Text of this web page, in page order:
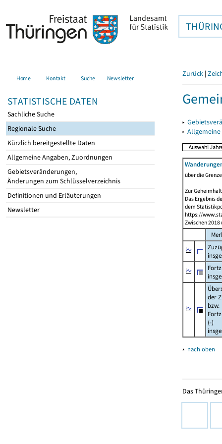
Home Kontakt Suche Newsletter
STATISTISCHE DATEN
Sachliche Suche
Regionale Suche
Kürzlich bereitgestellte Daten
Allgemeine Angaben, Zuordnungen
Gebietsveränderungen,
Änderungen zum Schlüsselverzeichnis
Definitionen und Erläuterungen
Newsletter
Zurück |
▸
▸
über die
Zur
Das Ergebnis
dem
https://
Zwischen
der
bzw.
(-)
▴ nach oben
Das